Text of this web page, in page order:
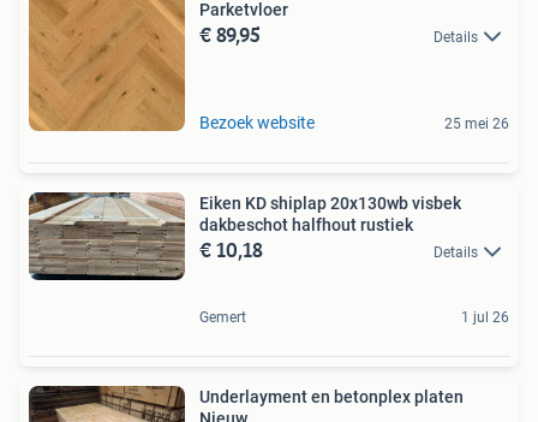
Parketvloer
€ 89,95 Details
Bezoek website 25 mei 26
Eiken KD shiplap 20x130wb visbek
dakbeschot halfhout rustiek
€ 10,18 Details
Gemert 1 jul 26
Underlayment en betonplex platen